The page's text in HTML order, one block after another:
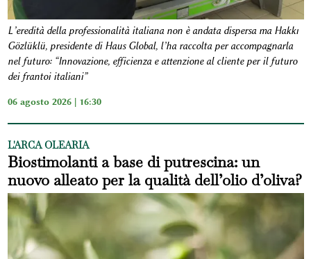
L’eredità della professionalità italiana non è andata dispersa ma Hakkı
Gözlüklü, presidente di Haus Global, l’ha raccolta per accompagnarla
nel futuro: “Innovazione, efficienza e attenzione al cliente per il futuro
dei frantoi italiani”
06 agosto 2026 | 16:30
L'ARCA OLEARIA
Biostimolanti a base di putrescina: un
nuovo alleato per la qualità dell’olio d’oliva?